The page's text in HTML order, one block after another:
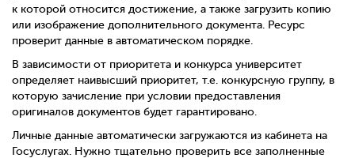
к которой относится достижение, а также загрузить копию
или изображение дополнительного документа. Ресурс
проверит данные в автоматическом порядке.
В зависимости от приоритета и конкурса университет
определяет наивысший приоритет, т.е. конкурсную группу, в
которую зачисление при условии предоставления
оригиналов документов будет гарантировано.
Личные данные автоматически загружаются из кабинета на
Госуслугах. Нужно тщательно проверить все заполненные